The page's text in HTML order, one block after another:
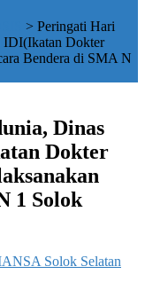
> Peringati Hari
IDI(Ikatan Dokter
Bendera di SMA N
Dinas
Dokter
1 Solok
Solok Selatan